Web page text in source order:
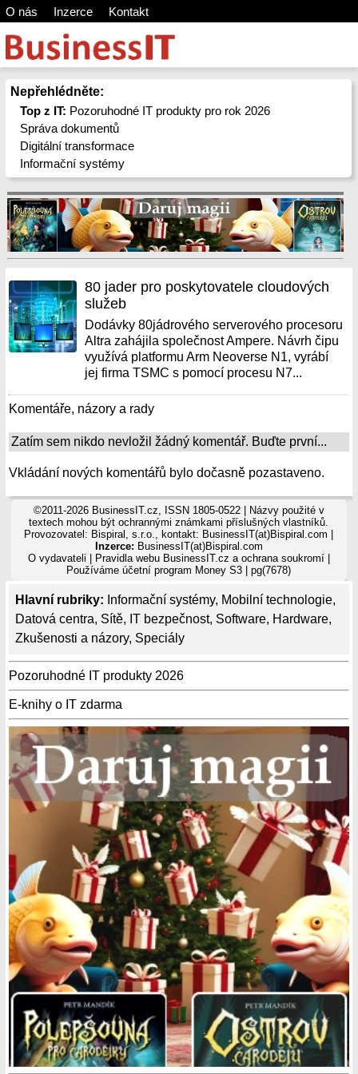
O nás Inzerce Kontakt
Nepřehlédněte:
Top z IT: Pozoruhodné IT produkty pro rok 2026
Správa dokumentů
Digitální transformace
Informační systémy
Hlavní rubriky: Informační systémy, Mobilní technologie,
Datová centra, Sítě, IT bezpečnost, Software, Hardware,
Zkušenosti a názory, Speciály
Pozoruhodné IT produkty 2026
E-knihy o IT zdarma
80 jader pro poskytovatele cloudových
služeb
Dodávky 80jádrového serverového procesoru
Altra zahájila společnost Ampere. Návrh čipu
využívá platformu Arm Neoverse N1, vyrábí
jej firma TSMC s pomocí procesu N7...
Komentáře, názory a rady
Zatím sem nikdo nevložil žádný komentář. Buďte první...
Vkládání nových komentářů bylo dočasně pozastaveno.
©2011-2026 BusinessIT.cz, ISSN 1805-0522 | Názvy použité v
textech mohou být ochrannými známkami příslušných vlastníků.
Provozovatel: Bispiral, s.r.o., kontakt: BusinessIT(at)Bispiral.com |
Inzerce: BusinessIT(at)Bispiral.com
O vydavateli
Pravidla webu BusinessIT.cz a ochrana soukromí|
Používámeúčetní program Money S3 | pg(7678)